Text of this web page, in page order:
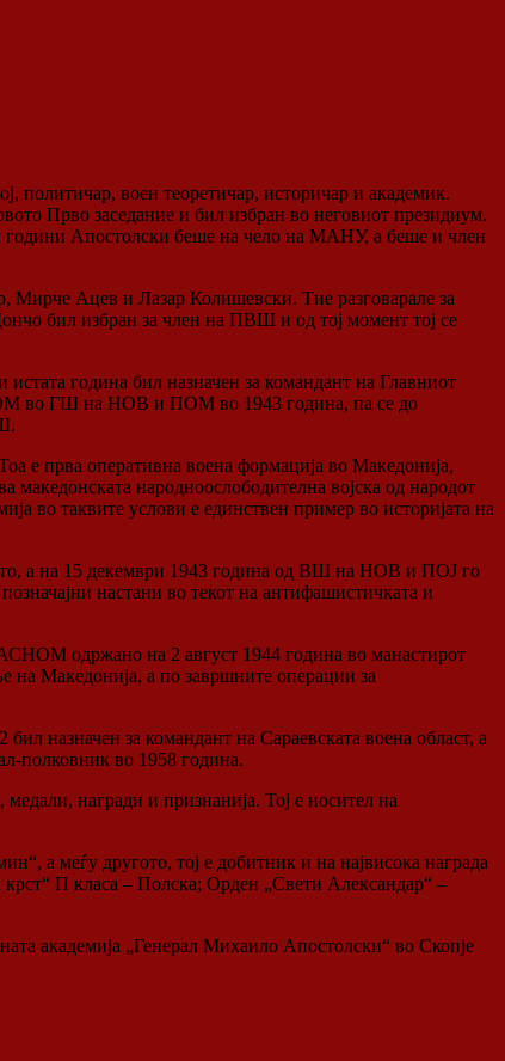
воен теоретичар, историчар и академик.
Прво заседание и бил избран во неговиот президиум.
години Апостолски беше на чело на МАНУ, а беше и член
Мирче Ацев и Лазар Колишевски. Тие разговарале за
бил избран за член на ПВШ и од тој момент тој се
година бил назначен за командант на Главниот
во ГШ на НОВ и ПОМ во 1943 година, па се до
е прва оперативна воена формација во Македонија,
народноослободителна војска од народот
во таквите услови е единствен пример во историјата на
а на 15 декември 1943 година од ВШ на НОВ и ПОЈ го
настани во текот на антифашистичката и
одржано на 2 август 1944 година во манастирот
Македонија, а по завршните операции за
назначен за командант на Сараевската воена област, а
полковник во 1958 година.
награди и признанија. Тој е носител на
а меѓу другото, тој е добитник и на највисока награда
П класа – Полска; Орден „Свети Александар“ –
академија „Генерал Михаило Апостолски“ во Скопје